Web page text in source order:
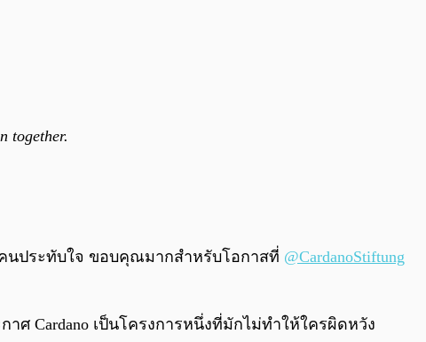
together.
นประทับใจ ขอบคุณมากสำหรับโอกาสที่ @CardanoStiftung
Cardano เป็นโครงการหนึ่งที่มักไม่ทำให้ใครผิดหวัง